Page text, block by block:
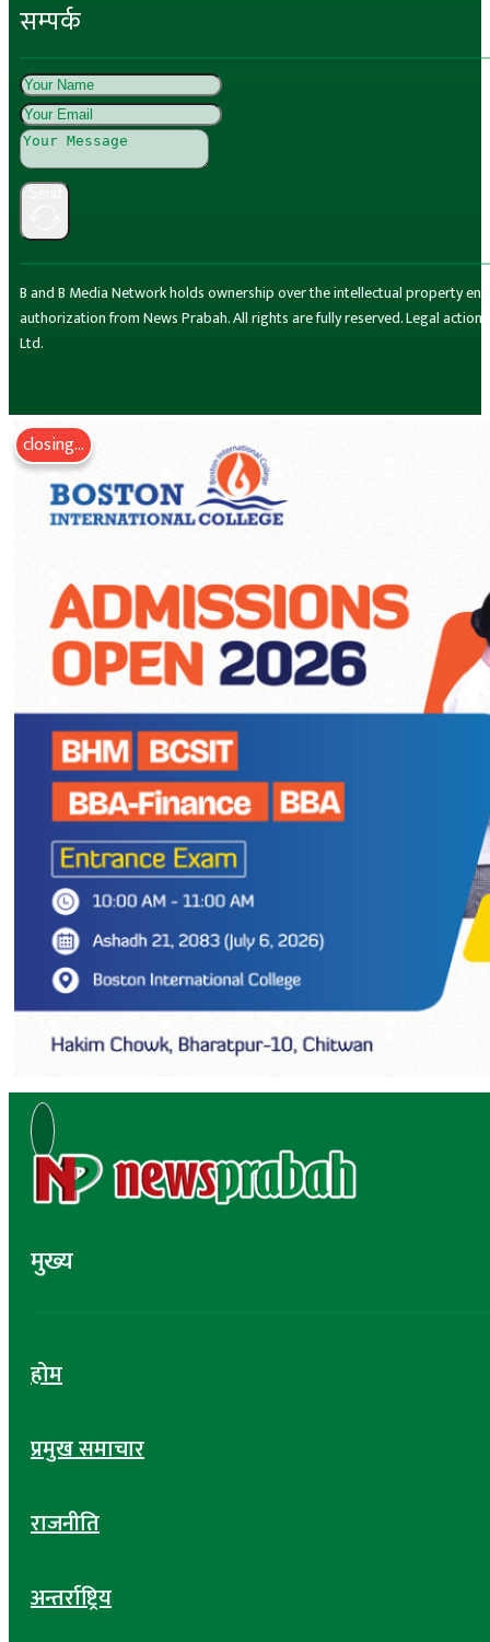
सम्पर्क
B and B Media Network holds ownership over the intellectual property
authorization from News Prabah. All rights are fully reserved. Legal
Ltd.
closing...
मुख्य
होम
प्रमुख समाचार
राजनीति
अन्तर्राष्ट्रिय